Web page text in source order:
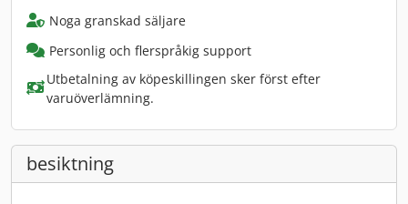
Noga granskad säljare
Personlig och flerspråkig support
Utbetalning av köpeskillingen sker först efter
varuöverlämning.
besiktning